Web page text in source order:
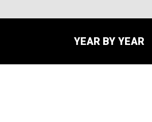
YEAR BY YEAR